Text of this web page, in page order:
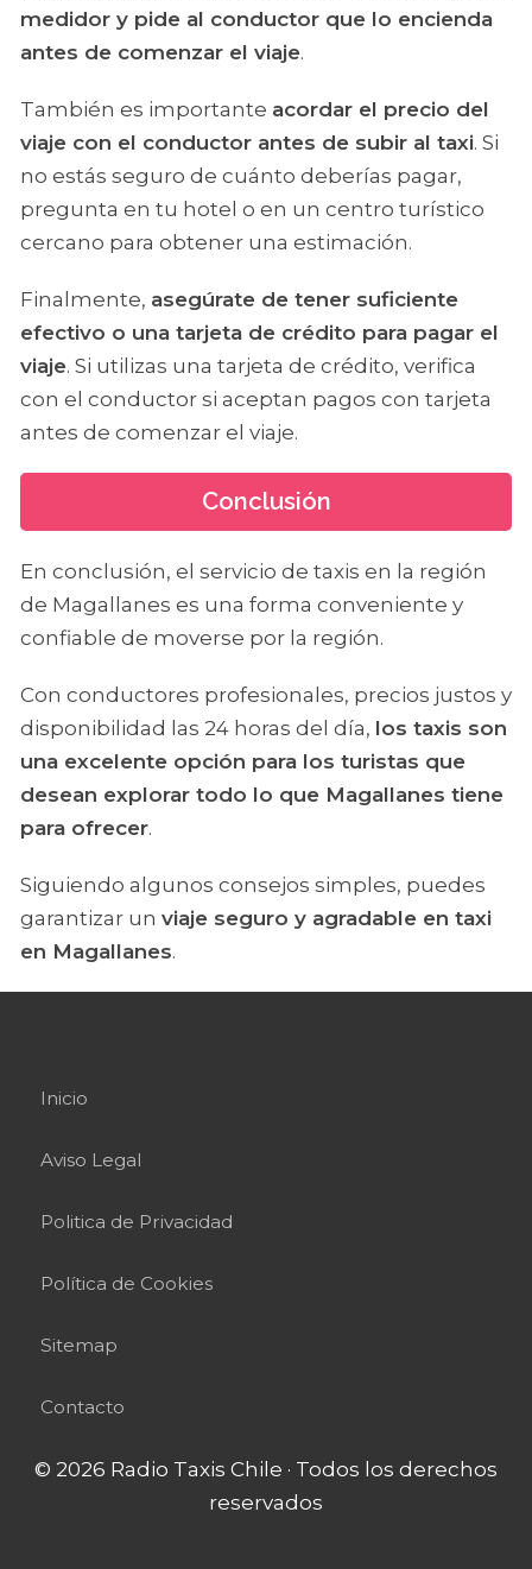
medidor y pide al conductor que lo encienda
antes de comenzar el viaje.
También es importante acordar el precio del
viaje con el conductor antes de subir al taxi. Si
no estás seguro de cuánto deberías pagar,
pregunta en tu hotel o en un centro turístico
cercano para obtener una estimación.
Finalmente, asegúrate de tener suficiente
efectivo o una tarjeta de crédito para pagar el
viaje. Si utilizas una tarjeta de crédito, verifica
con el conductor si aceptan pagos con tarjeta
antes de comenzar el viaje.
Conclusión
En conclusión, el servicio de taxis en la región
de Magallanes es una forma conveniente y
confiable de moverse por la región.
Con conductores profesionales, precios justos y
disponibilidad las 24 horas del día, los taxis son
una excelente opción para los turistas que
desean explorar todo lo que Magallanes tiene
para ofrecer.
Siguiendo algunos consejos simples, puedes
garantizar un viaje seguro y agradable en taxi
en Magallanes.
Inicio
Aviso Legal
Politica de Privacidad
Política de Cookies
Sitemap
Contacto
© 2026 Radio Taxis Chile · Todos los derechos
reservados